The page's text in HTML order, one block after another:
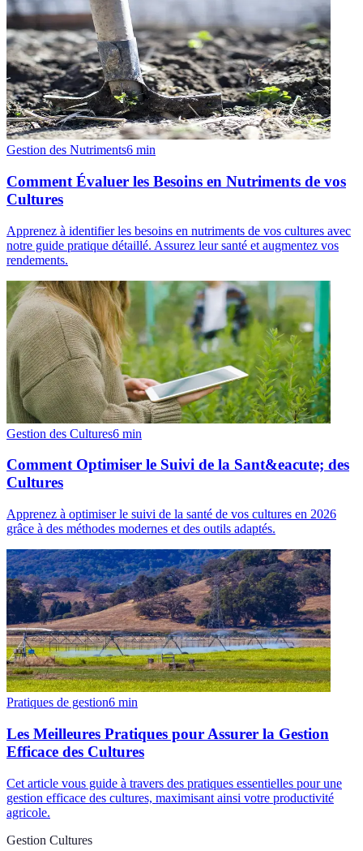
Gestion des Nutriments6 min
Comment Évaluer les Besoins en Nutriments de vos
Cultures
Apprenez à identifier les besoins en nutriments de vos cultures avec
notre guide pratique détaillé. Assurez leur santé et augmentez vos
rendements.
Gestion des Cultures6 min
Comment Optimiser le Suivi de la Sant&eacute; des
Cultures
Apprenez à optimiser le suivi de la santé de vos cultures en 2026
grâce à des méthodes modernes et des outils adaptés.
Pratiques de gestion6 min
Les Meilleures Pratiques pour Assurer la Gestion
Efficace des Cultures
Cet article vous guide à travers des pratiques essentielles pour une
gestion efficace des cultures, maximisant ainsi votre productivité
agricole.
Gestion Cultures